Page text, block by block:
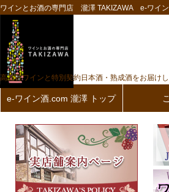
ワインとお酒の専門店 瀧澤 TAKIZAWA e-ワイ
高品質ワインと特別契約日本酒・熟成酒をお届け
e-ワイン酒.com 瀧澤 トップ